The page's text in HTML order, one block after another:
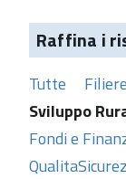
Raffina i
Tutte
Sviluppo
Fondi e